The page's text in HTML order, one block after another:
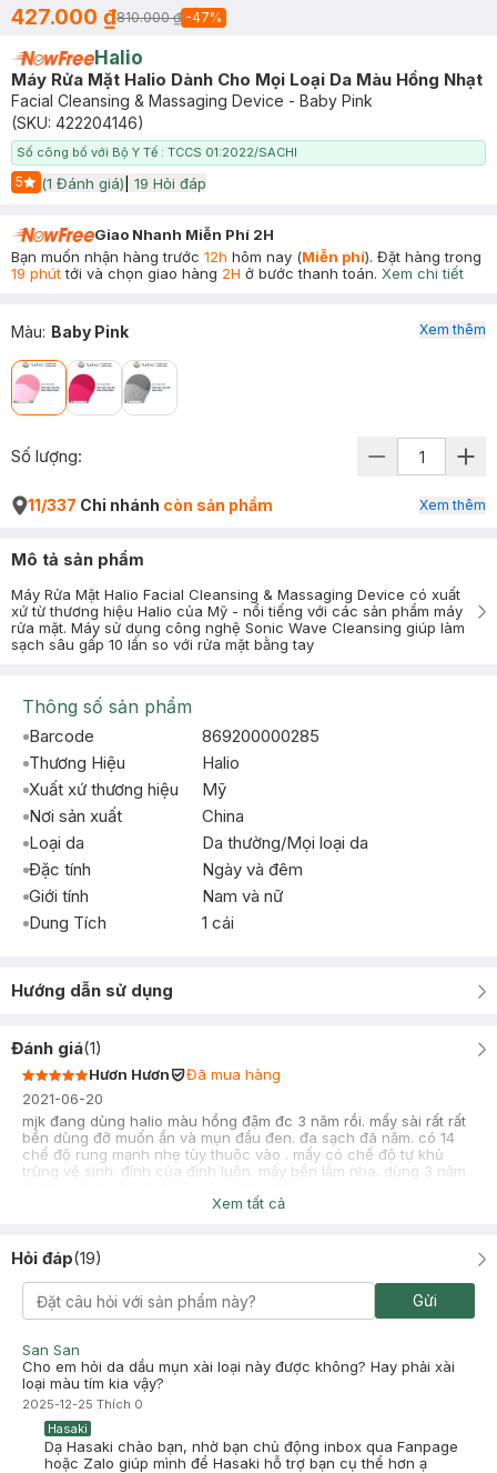
427.000 ₫810.000 ₫ -47%
Halio
Máy Rửa Mặt Halio Dành Cho Mọi Loại Da Màu Hồng Nhạt
Facial Cleansing & Massaging Device - Baby Pink
(SKU: 422204146)
Số công bố với Bộ Y Tế : TCCS 01:2022/SACHI
5
Start Icon
(1 Đánh giá) 19 Hỏi đáp
Giao Nhanh Miễn Phí 2H
Bạn muốn nhận hàng trước 12h hôm nay (Miễn phí). Đặt hàng trong
19 phúttới và chọn giao hàng 2H ở bước thanh toán. Xem chi tiết
Màu: Baby Pink Xem thêm
Số lượng:
11/337 Chi nhánh còn sản phẩm Xem thêm
Mô tả sản phẩm
Máy Rửa Mặt Halio Facial Cleansing & Massaging Device có xuất
xứ từ thương hiệu Halio của Mỹ - nổi tiếng với các sản phẩm máy
rửa mặt. Máy sử dụng công nghệ Sonic Wave Cleansing giúp làm
sạch sâu gấp 10 lần so với rửa mặt bằng tay
Thông số sản phẩm
Barcode
869200000285
Thương Hiệu
Halio
Xuất xứ thương hiệu
Mỹ
Nơi sản xuất
China
Loại da
Da thường/Mọi loại da
Đặc tính
Ngày và đêm
Giới tính
Nam và nữ
Dung Tích
1 cái
Hướng dẫn sử dụng
Đánh giá(1)
Hươn Hươn
Đã mua hàng
2021-06-20
mjk đang dùng halio màu hồng đậm đc 3 năm rồi. mấy sài rất rất
bền dùng đỡ muốn ẩn và mụn đầu đen. đa sạch đã năm. có 14
chế độ rung mạnh nhẹ tùy thuộc vào . mấy có chế độ tự khủ
trùng vệ sinh. đỉnh của đỉnh luôn. mấy bền lắm nha. dùng 3 năm
Xem tất cả
Hỏi đáp(19)
Gửi
San San
Cho em hỏi da dầu mụn xài loại này được không? Hay phải xài
loại màu tím kia vậy?
2025-12-25 Thích 0
Hasaki
Dạ Hasaki chào bạn, nhờ bạn chủ động inbox qua Fanpage
hoặc Zalo giúp mình để Hasaki hỗ trợ bạn cụ thể hơn ạ